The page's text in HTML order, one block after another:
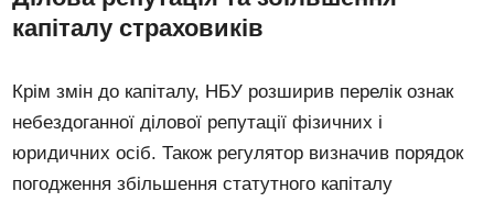
капіталу страховиків
Крім змін до капіталу, НБУ розширив перелік ознак
небездоганної ділової репутації фізичних і
юридичних осіб. Також регулятор визначив порядок
погодження збільшення статутного капіталу